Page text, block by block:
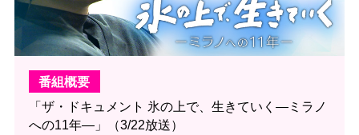
番組概要
「ザ・ドキュメント 氷の上で、生きていく—ミラノ
への11年—」（3/22放送）